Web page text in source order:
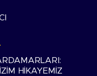
HİKAYEMİZ